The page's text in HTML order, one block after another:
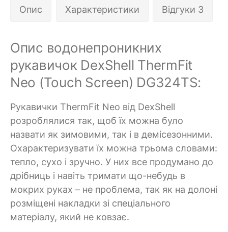
Опис Характеристики Відгуки 3
Опис водонепроникних
рукавичок DexShell ThermFit
Neo (Touch Screen) DG324TS:
Рукавички ThermFit Neo від DexShell
розроблялися так, щоб їх можна було
назвати як зимовими, так і в демісезонними.
Охарактеризувати їх можна трьома словами:
тепло, сухо і зручно. У них все продумано до
дрібниць і навіть тримати що-небудь в
мокрих руках – не проблема, так як на долоні
розміщені накладки зі спеціального
матеріалу, який не ковзає.